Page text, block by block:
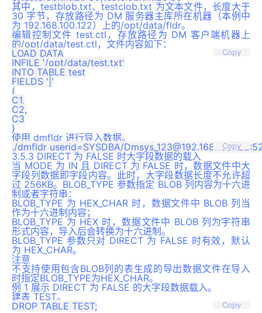
其中，testblob.txt、testclob.txt 为文本文件，长度大于
30 字节，存放路径为 DM 服务器主库所在机器（本例中
为 192.168.100.122）上的/opt/data/fldr。
编辑控制文件 test.ctl，存放路径为 DM 客户端机器上
的/opt/data/test.ctl，文件内容如下：
Copy
LOAD DATA
INFILE '/opt/data/test.txt'
INTO TABLE test
FIELDS '|'
(
C1,
C2,
C3
使用 dmfldr 进行导入数据。
Copy
3.5.3 DIRECT 为 FALSE 时大字段数据的载入
当 MODE 为 IN 且 DIRECT 为 FALSE 时，数据文件中大
字段列数据即字段内容。此时，大字段数据长度不允许超
过 256KB。BLOB_TYPE 参数指定 BLOB 列内容为十六进
制或者字符串：
BLOB_TYPE 为 HEX_CHAR 时，数据文件中 BLOB 列当
作为十六进制内容；
BLOB_TYPE 为 HEX 时，数据文件中 BLOB 列为字符串
形式内容，导入后会转换为十六进制。
BLOB_TYPE 参数只对 DIRECT 为 FALSE 时有效，默认
为 HEX_CHAR。
注意
不支持使用包含BLOB列的表生成的导出数据文件在导入
时指定BLOB_TYPE为HEX_CHAR。
例 1 展示 DIRECT 为 FALSE 的大字段数据载入。
建表 TEST。
Copy
DROP TABLE TEST;